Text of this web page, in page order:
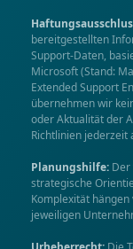
bereitgestellten
Support-Daten,
Microsoft (Stand:
Extended Support
übernehmen wir
oder Aktualität der
Richtlinien jederzeit
Planungshilfe:
strategische
Komplexität
jeweiligen